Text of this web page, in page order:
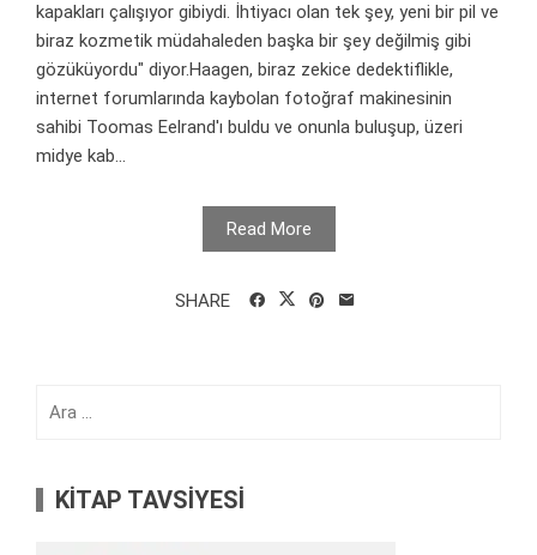
kapakları çalışıyor gibiydi. İhtiyacı olan tek şey, yeni bir pil ve
biraz kozmetik müdahaleden başka bir şey değilmiş gibi
gözüküyordu" diyor.Haagen, biraz zekice dedektiflikle,
internet forumlarında kaybolan fotoğraf makinesinin
sahibi Toomas Eelrand'ı buldu ve onunla buluşup, üzeri
midye kab...
Read More
SHARE
KİTAP TAVSİYESİ